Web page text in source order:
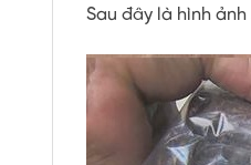
Sau đây là hình